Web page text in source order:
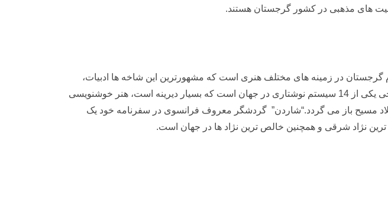
های مذهبی در کشور گرجستان هستند.
گرجستان در زمینه های مختلف هنری است که مشهورترین این شاخه ها ادبیات،
خطاطی و خوشنویسی، تئاترو سینمای گرجی، موسیقی گرجی و رقص گرجی است.خط گرجی یکی از 14 سیستم نوشتاری در جهان است که بسیار دیرینه است، هنر خوشنویسی
دارای قدمت 2500 ساله است و به پیش از میلاد مسیح باز می گردد.“شاردن” گردشگر معروف فرانسوی در سفرنامه خود یک
نژاد شرقی و همچنین خالص ترین نژاد ها در جهان است.